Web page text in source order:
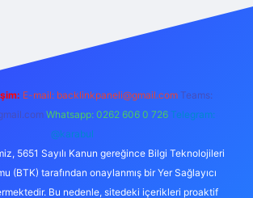
E-mail: backlinkpaneli@gmail.com Teams:
Whatsapp: 0262 606 0 726 Telegram:
@karabul
5651 Sayılı Kanun gereğince Bilgi Teknolojileri
(BTK) tarafından onaylanmış bir Yer Sağlayıcı
Bu nedenle, sitedeki içerikleri proaktif